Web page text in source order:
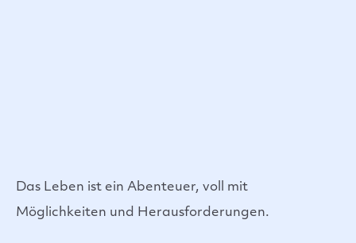
Das Leben ist ein Abenteuer, voll mit
Möglichkeiten und Herausforderungen.